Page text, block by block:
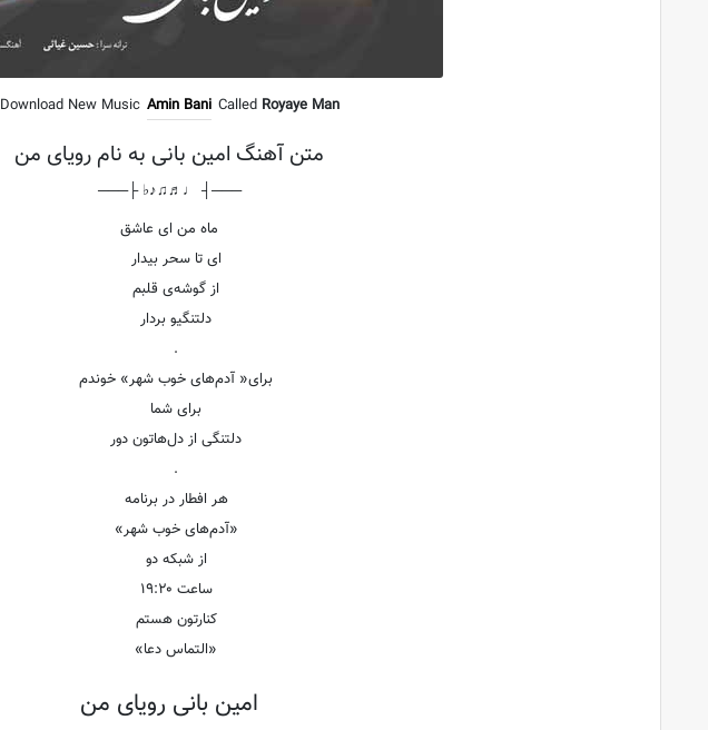
Download New Music Amin Bani Called Royaye Man
متن آهنگ امین بانی به نام رویای من
───┤ ♩♬♫♪♭ ├───
ماه من ای عاشق
ای تا سحر بیدار
از گوشه‌ی قلبم
دلتنگیو بردار
.
برای« آدم‌های خوب شهر» خوندم
برای شما
دلتنگی از دل‌هاتون دور
.
هر افطار در برنامه
«آدم‌های خوب شهر»
از شبکه دو
ساعت ۱۹:۲۰
کنارتون هستم
«التماس دعا»
امین بانی رویای من